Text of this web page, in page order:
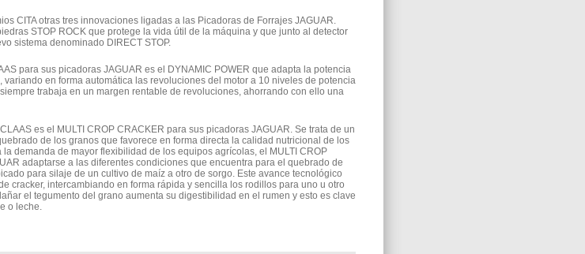
CITA otras tres innovaciones ligadas a las Picadoras de Forrajes JAGUAR.
STOP ROCK que protege la vida útil de la máquina y que junto al detector
sistema denominado DIRECT STOP.
para sus picadoras JAGUAR es el DYNAMIC POWER que adapta la potencia
en forma automática las revoluciones del motor a 10 niveles de potencia
trabaja en un margen rentable de revoluciones, ahorrando con ello una
es el MULTI CROP CRACKER para sus picadoras JAGUAR. Se trata de un
de los granos que favorece en forma directa la calidad nutricional de los
demanda de mayor flexibilidad de los equipos agrícolas, el MULTI CROP
adaptarse a las diferentes condiciones que encuentra para el quebrado de
para silaje de un cultivo de maíz a otro de sorgo. Este avance tecnológico
cracker, intercambiando en forma rápida y sencilla los rodillos para uno u otro
el tegumento del grano aumenta su digestibilidad en el rumen y esto es clave
o leche.